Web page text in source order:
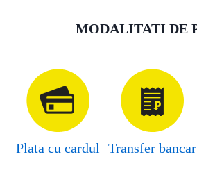
MODALITATI DE
Plata cu cardul Transfer bancar